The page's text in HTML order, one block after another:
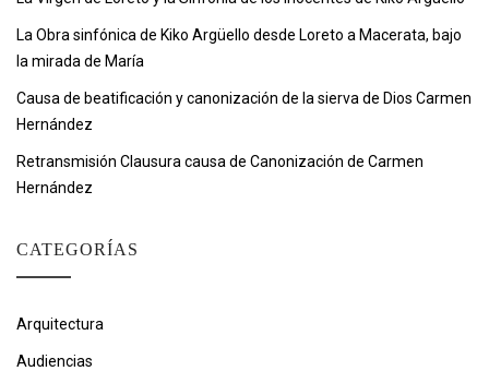
La Obra sinfónica de Kiko Argüello desde Loreto a Macerata, bajo
la mirada de María
Causa de beatificación y canonización de la sierva de Dios Carmen
Hernández
Retransmisión Clausura causa de Canonización de Carmen
Hernández
CATEGORÍAS
Arquitectura
Audiencias